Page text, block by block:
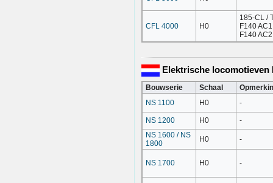
CFL 4000 H0
185-CL /
F140
F140 AC2
Elektrische locomotieven
Bouwserie Schaal
NS 1100
H0 -
NS 1200 H0
-
NS 1600 / NS
1800
H0 -
NS 1700 H0 -